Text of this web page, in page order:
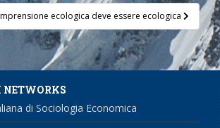
ecologica deve essere ecologica
NETWORKS
di Sociologia Economica